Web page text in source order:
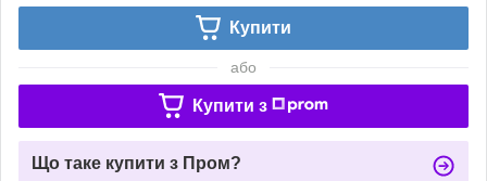
Купити
або
Купити з
Що таке купити з Пром?